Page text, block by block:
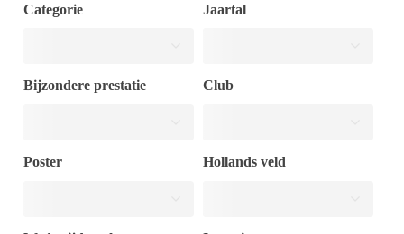
Categorie Jaartal
Bijzondere prestatie Club
Poster Hollands veld